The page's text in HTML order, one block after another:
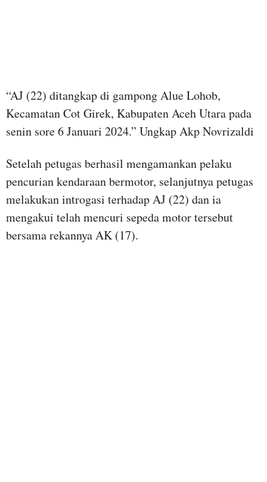
“AJ (22) ditangkap di gampong Alue Lohob,
Kecamatan Cot Girek, Kabupaten Aceh Utara pada
senin sore 6 Januari 2024.” Ungkap Akp Novrizaldi
Setelah petugas berhasil mengamankan pelaku
pencurian kendaraan bermotor, selanjutnya petugas
melakukan introgasi terhadap AJ (22) dan ia
mengakui telah mencuri sepeda motor tersebut
bersama rekannya AK (17).